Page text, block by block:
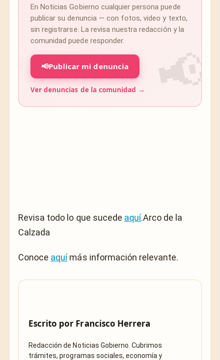
En Noticias Gobierno cualquier persona puede
publicar su denuncia — con fotos, video y texto,
sin registrarse. La revisa nuestra redacción y la
comunidad puede responder.
📢Publicar mi denuncia
Ver denuncias de la comunidad →
Revisa todo lo que sucede aquí.Arco de la
Calzada
Conoce aquímás información relevante.
Escrito por Francisco Herrera
Redacción de Noticias Gobierno. Cubrimos
trámites, programas sociales, economía y